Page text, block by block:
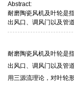
Abstract:
耐磨陶瓷风机及叶轮是
出风口、调风门以及管
耐磨陶瓷风机及叶轮是
出风口、调风门以及管
用三源流理论，对叶轮